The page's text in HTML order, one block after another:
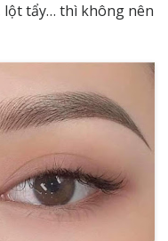
lột tẩy… thì không nên